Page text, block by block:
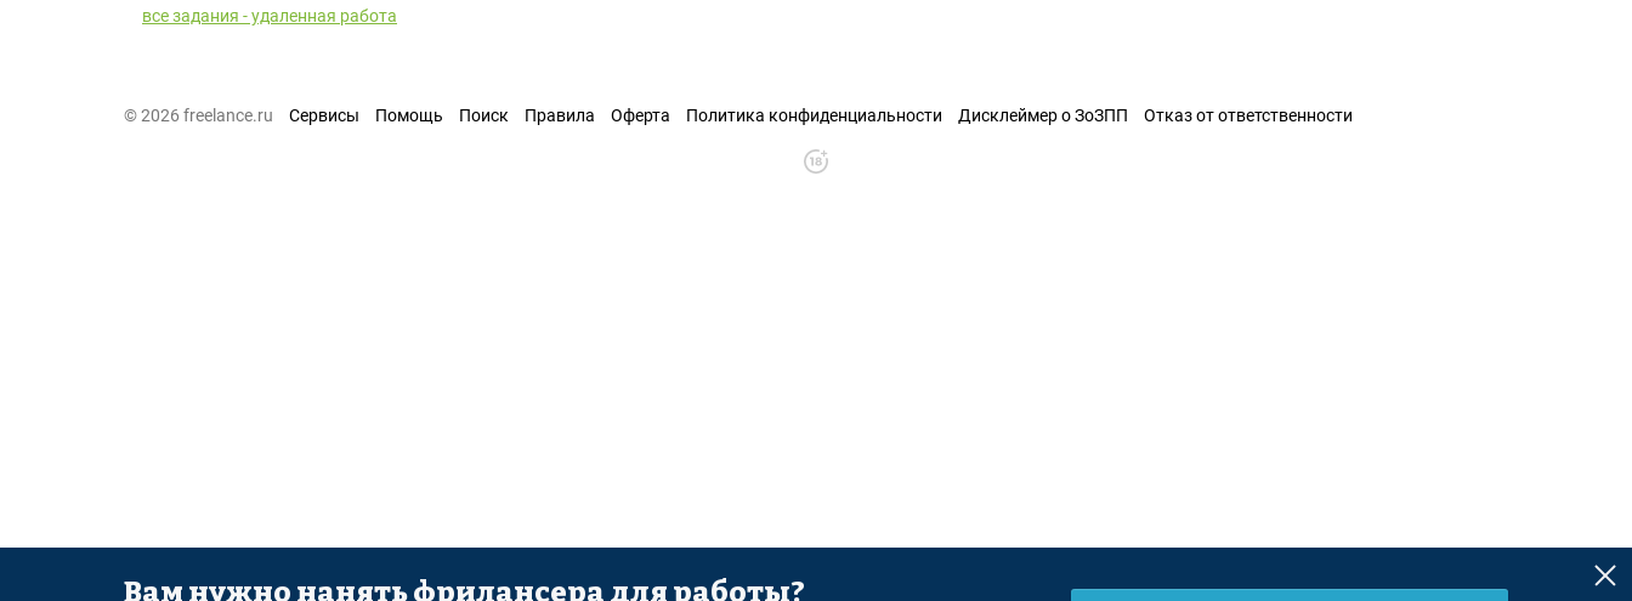
все задания - удаленная работа
© 2026 freelance.ru Сервисы Помощь Поиск Правила Оферта Политика конфиденциальности Дисклеймер о ЗоЗПП Отказ от ответственности
Вам нужно нанять фрилансера для работы?